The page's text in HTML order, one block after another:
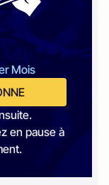
Mois
en pause à